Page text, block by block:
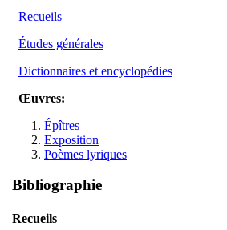
Recueils
Études générales
Dictionnaires et encyclopédies
Œuvres:
Épîtres
Exposition
Poèmes lyriques
Bibliographie
Recueils